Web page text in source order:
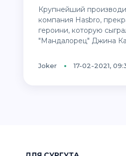
Крупнейший производитель игрушек,
компания Hasbro,
героини, которую
"Мандалорец" Джина
Joker 17-02-2021,